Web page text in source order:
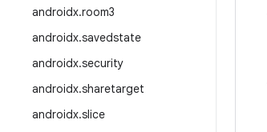
androidx.room3
androidx.savedstate
androidx.security
androidx.sharetarget
androidx.slice